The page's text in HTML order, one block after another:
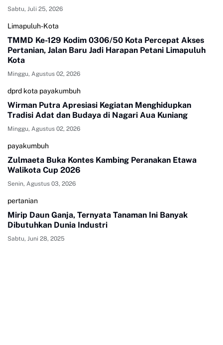
Sabtu, Juli 25, 2026
Limapuluh-Kota
TMMD Ke-129 Kodim 0306/50 Kota Percepat Akses
Pertanian, Jalan Baru Jadi Harapan Petani Limapuluh
Kota
Minggu, Agustus 02, 2026
dprd kota payakumbuh
Wirman Putra Apresiasi Kegiatan Menghidupkan
Tradisi Adat dan Budaya di Nagari Aua Kuniang
Minggu, Agustus 02, 2026
payakumbuh
Zulmaeta Buka Kontes Kambing Peranakan Etawa
Walikota Cup 2026
Senin, Agustus 03, 2026
pertanian
Mirip Daun Ganja, Ternyata Tanaman Ini Banyak
Dibutuhkan Dunia Industri
Sabtu, Juni 28, 2025